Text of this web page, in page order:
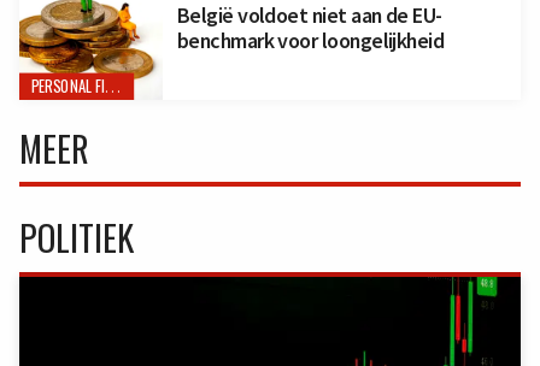
PERSONAL FINANCE
België voldoet niet aan de EU-
benchmark voor loongelijkheid
MEER
POLITIEK